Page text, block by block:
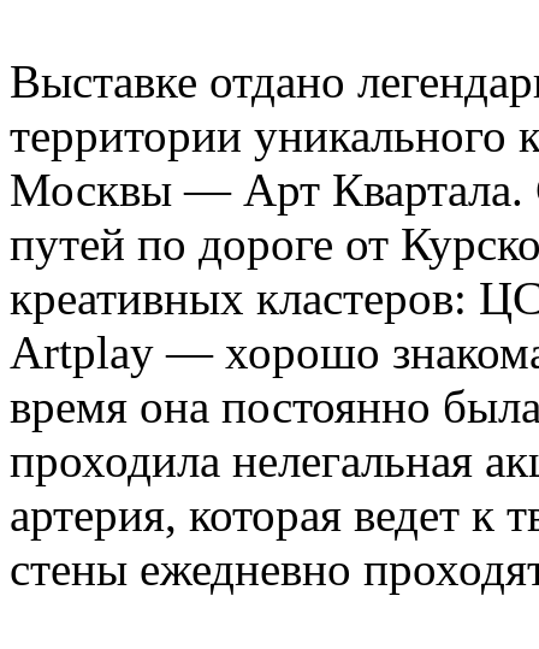
Выставке отдано
территории уникального
Москвы — Арт Квартала.
путей по дороге от
креативных кластеров:
Artplay — хорошо
время она постоянно
проходила нелегальная
артерия, которая ведет к
стены ежедневно